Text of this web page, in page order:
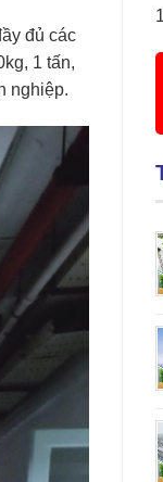
đủ các
1 tấn,
nghiệp.